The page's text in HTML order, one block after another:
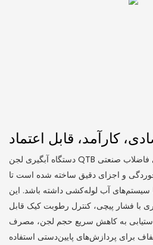
کارآمد، قابل اعتماد
دستگاه آبگیری لجن QTB که حاصل سال‌ها مهندسی فاضلاب صنعتی
و اجزای دقیق ساخته شده است تا
سیستم‌های آب لوله‌کشی داشته باشد. این
با فشار پیچی، کنترل رطوبت کیک قابل
دستیابی به کاهش سریع حجم لجن، مصرف
برای پردازش‌های پایین‌دستی استفاده